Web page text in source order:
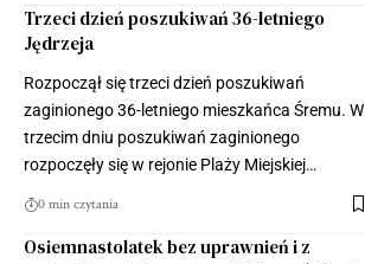
Trzeci dzień poszukiwań 36-letniego
Jędrzeja
Rozpoczął się trzeci dzień poszukiwań
zaginionego 36-letniego mieszkańca Śremu. W
trzecim dniu poszukiwań zaginionego
rozpoczęły się w rejonie Plaży Miejskiej…
0 min czytania
Osiemnastolatek bez uprawnień i z